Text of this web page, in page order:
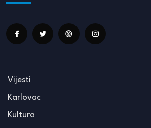
Vijesti
Karlovac
Kultura